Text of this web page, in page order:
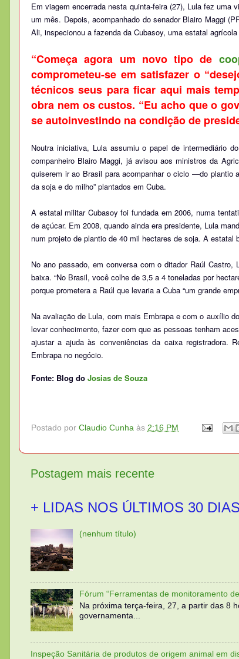
Em viagem encerrada nesta quinta-feira (27), Lula fez
um mês. Depois, acompanhado do senador Blairo Maggi
Ali, inspecionou a fazenda da Cubasoy, uma estatal
“Começa agora um novo tipo de
comprometeu-se em satisfazer o
técnicos seus para ficar aqui mais
obra nem os custos. “Eu acho que o
se autoinvestindo na condição de
Noutra iniciativa, Lula assumiu o papel de intermediário
companheiro Blairo Maggi, já avisou aos ministros da
quiserem ir ao Brasil para acompanhar o ciclo —do
da soja e do milho” plantados em Cuba.
A estatal militar Cubasoy foi fundada em 2006, numa
de açúcar. Em 2008, quando ainda era presidente, Lula
num projeto de plantio de 40 mil hectares de soja. A
No ano passado, em conversa com o ditador Raúl
baixa. “No Brasil, você colhe de 3,5 a 4 toneladas por
porque prometera a Raúl que levaria a Cuba “um grande
Na avaliação de Lula, com mais Embrapa e com o auxílio
levar conhecimento, fazer com que as pessoas tenham
ajustar a ajuda às conveniências da caixa registradora.
Embrapa no negócio.
Fonte: Blog do Josias de Souza
Postado por Claudio Cunha às 2:16 PM
Postagem mais recente
+ LIDAS NOS ÚLTIMOS 30 DIAS
(nenhum título)
Fórum “Ferramentas de monitoramento
Na próxima terça-feira, 27, a partir das 8
governamenta...
Inspeção Sanitária de produtos de origem animal em